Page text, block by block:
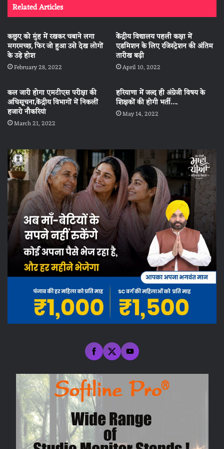
Related Articles
कछुए को मुंह में रखकर चबाने लगा
मगरमच्छ, फिर जो हुआ उसे देख लोगों
के उड़े होश
February 28, 2022
केंद्रीय विद्यालय पहली कक्षा में
एडमिशन के लिए रजिस्ट्रेशन की अंतिम
तारीख बढ़ी
April 10, 2022
कल जारी होगा एमटीएस परीक्षा की
अधिसूचना,केंद्रीय विभागों में निकलीं
हजारो नौकरियां
March 21, 2022
हरियाणा में जल्‍द ही अंग्रेजी विषय के
शिक्षकों की होगी भर्ती….
May 14, 2022